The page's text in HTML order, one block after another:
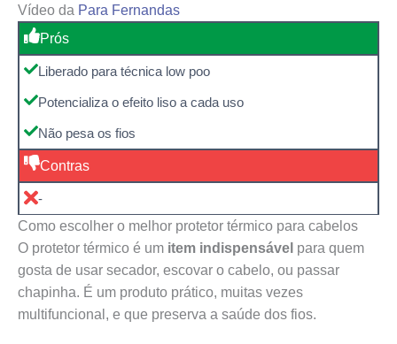
Vídeo da Para Fernandas
Prós
Liberado para técnica low poo
Potencializa o efeito liso a cada uso
Não pesa os fios
Contras
-
Como escolher o melhor protetor térmico para cabelos
O protetor térmico é um item indispensável para quem
gosta de usar secador, escovar o cabelo, ou passar
chapinha. É um produto prático, muitas vezes
multifuncional, e que preserva a saúde dos fios.